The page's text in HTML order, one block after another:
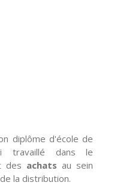
diplôme d'école de
travaillé dans le
des achats au sein
la distribution.